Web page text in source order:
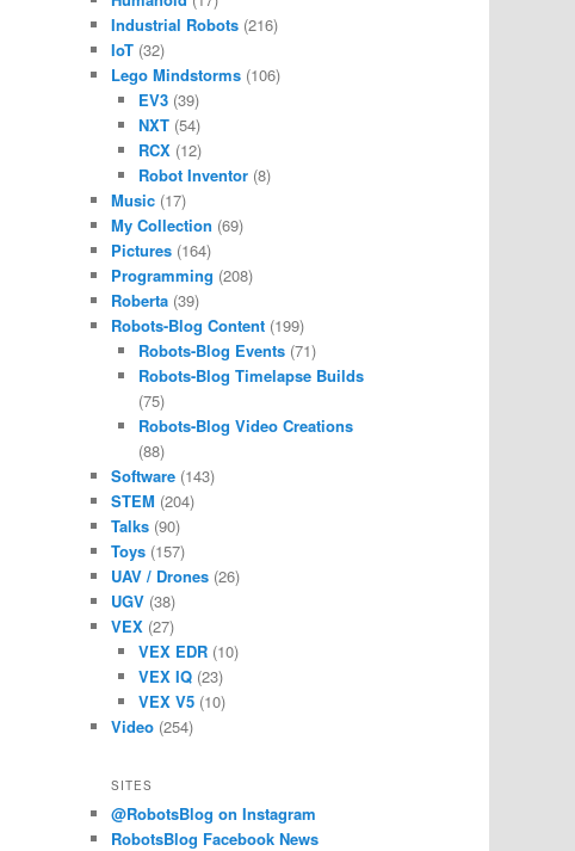
Industrial Robots (216)
IoT (32)
Lego Mindstorms (106)
EV3(39)
NXT(54)
RCX(12)
Robot Inventor(8)
Music (17)
My Collection (69)
Pictures (164)
Programming (208)
Roberta (39)
Robots-Blog Content (199)
Robots-Blog Events(71)
Robots-Blog Timelapse Builds
(75)
Robots-Blog Video Creations
(88)
Software (143)
STEM (204)
Talks (90)
Toys (157)
UAV / Drones (26)
UGV (38)
VEX (27)
VEX EDR(10)
VEX IQ(23)
VEX V5(10)
Video (254)
SITES
@RobotsBlog on Instagram
RobotsBlog Facebook News